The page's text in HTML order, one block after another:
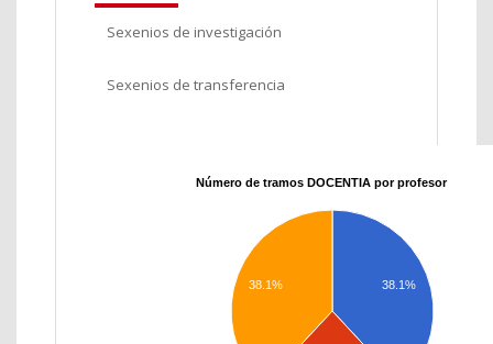
Sexenios de investigación
Sexenios de transferencia
Número de tramos DOCENTIA por profesor
38.1%
38.1%